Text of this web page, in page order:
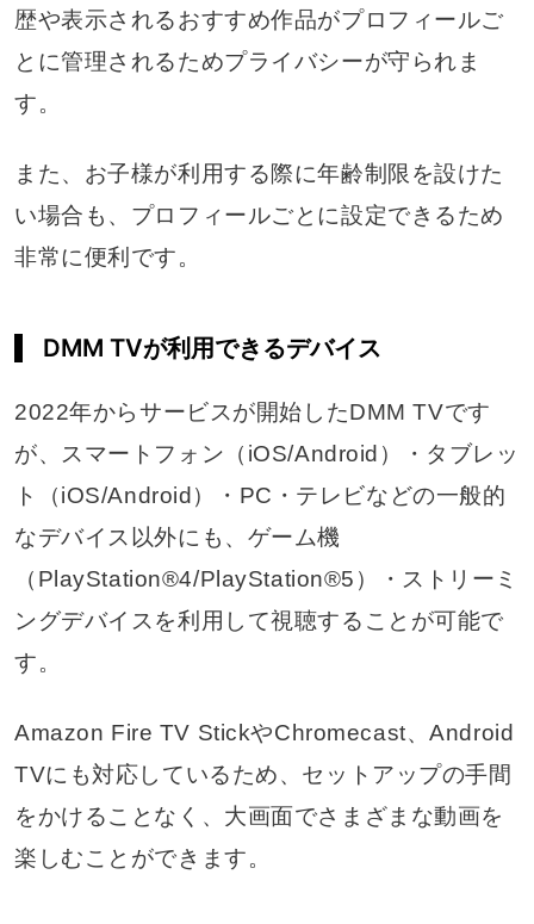
歴や表示されるおすすめ作品がプロフィールご
とに管理されるためプライバシーが守られま
す。
また、お子様が利用する際に年齢制限を設けた
い場合も、プロフィールごとに設定できるため
非常に便利です。
DMM TVが利用できるデバイス
2022年からサービスが開始したDMM TVです
が、スマートフォン（iOS/Android）・タブレッ
ト（iOS/Android）・PC・テレビなどの一般的
なデバイス以外にも、ゲーム機
（PlayStation®4/PlayStation®5）・ストリーミ
ングデバイスを利用して視聴することが可能で
す。
Amazon Fire TV StickやChromecast、Android
TVにも対応しているため、セットアップの手間
をかけることなく、大画面でさまざまな動画を
楽しむことができます。